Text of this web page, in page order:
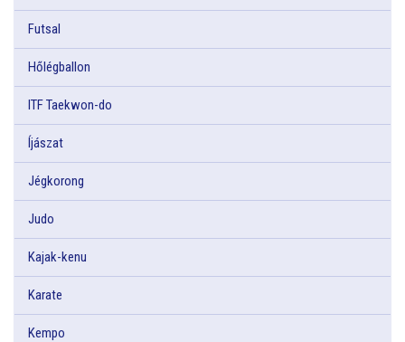
Futsal
Hőlégballon
ITF Taekwon-do
Íjászat
Jégkorong
Judo
Kajak-kenu
Karate
Kempo